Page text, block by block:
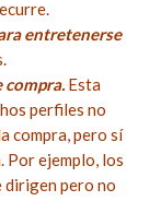
entretenerse
compra. Esta
perfiles no
compra, pero sí
Por ejemplo, los
dirigen pero no